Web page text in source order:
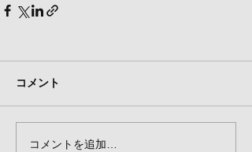
コメント
コメントを追加…